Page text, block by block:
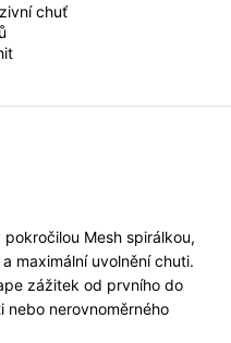
chuť
Mesh spirálkou,
maximální uvolnění chuti.
zážitek od prvního do
nebo nerovnoměrného